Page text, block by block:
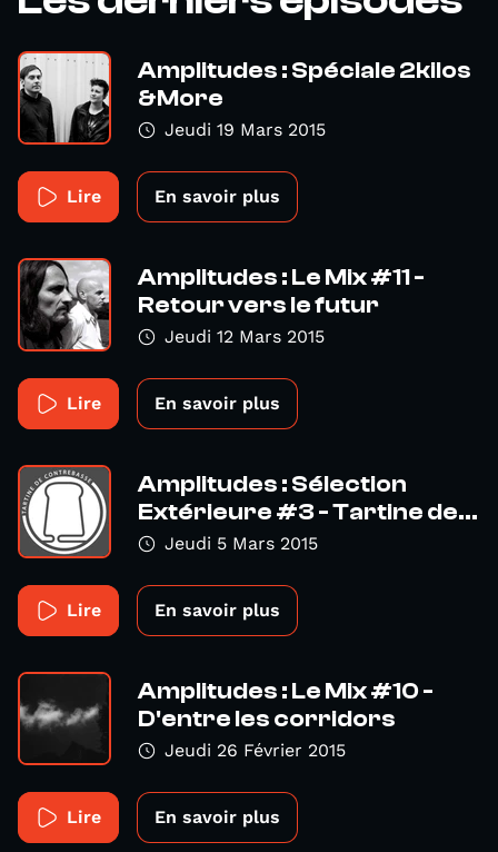
Amplitudes : Spéciale 2kilos
&More
Jeudi 19 Mars 2015
Lire En savoir plus
Amplitudes : Le Mix #11 -
Retour vers le futur
Jeudi 12 Mars 2015
Lire En savoir plus
Amplitudes : Sélection
Extérieure #3 - Tartine de...
Jeudi 5 Mars 2015
Lire En savoir plus
Amplitudes : Le Mix #10 -
D'entre les corridors
Jeudi 26 Février 2015
Lire En savoir plus